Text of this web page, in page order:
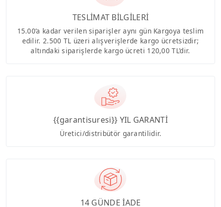
TESLİMAT BİLGİLERİ
15.00’a kadar verilen siparişler aynı gün Kargoya teslim
edilir. 2.500 TL üzeri alışverişlerde kargo ücretsizdir;
altındaki siparişlerde kargo ücreti 120,00 TL’dir.
{{garantisuresi}} YIL GARANTİ
Üretici/distribütör garantilidir.
14 GÜNDE İADE